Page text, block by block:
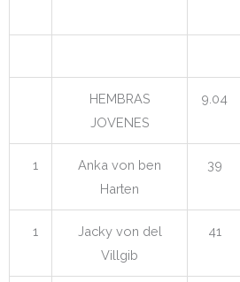
HEMBRAS
JOVENES
9.04
1
Anka von ben
Harten
39
1
Jacky von del
Villgib
41